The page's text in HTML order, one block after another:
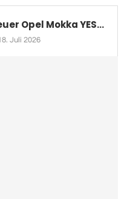
Opel Mokka YES...
Juli 2026